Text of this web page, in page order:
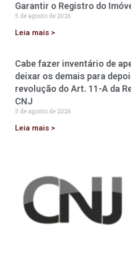
Garantir o Registro do
5 de agosto de 2026
Leia mais >
Cabe fazer inventário de
deixar os demais para
revolução do Art. 11-A da
CNJ
5 de agosto de 2026
Leia mais >